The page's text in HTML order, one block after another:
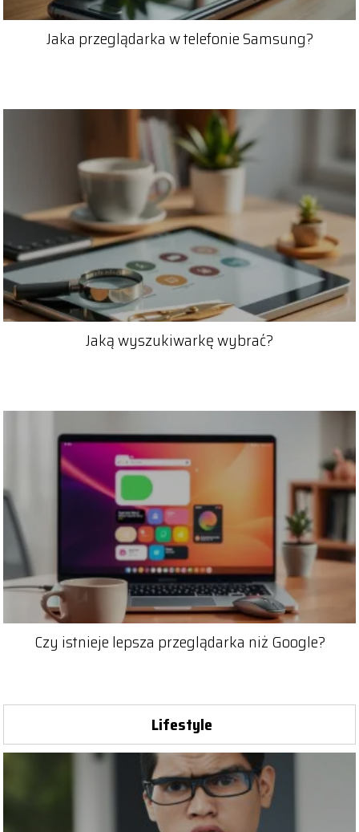
Jaka przeglądarka w telefonie Samsung?
Jaką wyszukiwarkę wybrać?
Czy istnieje lepsza przeglądarka niż Google?
Lifestyle